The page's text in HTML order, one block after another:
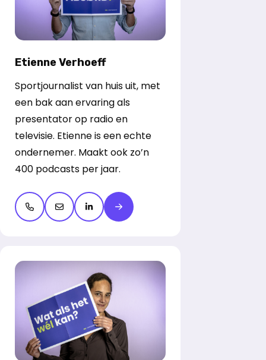
Etienne Verhoeff
Sportjournalist van huis uit, met
een bak aan ervaring als
presentator op radio en
televisie. Etienne is een echte
ondernemer. Maakt ook zo’n
400 podcasts per jaar.
Open de contactpop-up
Open de contactpop-up
LinkedIn openen
Meer over Etienne Verhoeff